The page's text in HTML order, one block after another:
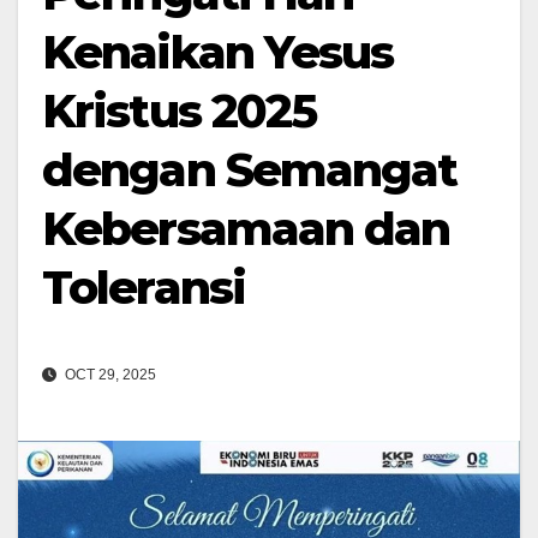
Kenaikan Yesus
Kristus 2025
dengan Semangat
Kebersamaan dan
Toleransi
OCT 29, 2025